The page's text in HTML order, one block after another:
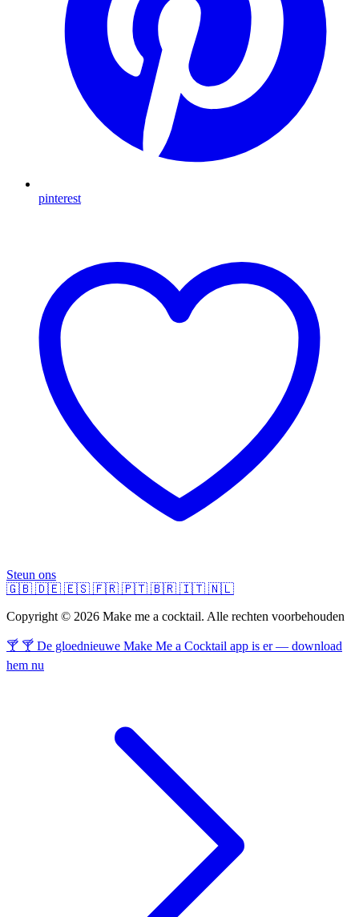
pinterest
Steun ons
🇬🇧 🇩🇪 🇪🇸 🇫🇷 🇵🇹 🇧🇷 🇮🇹 🇳🇱
Copyright © 2026 Make me a cocktail. Alle rechten voorbehouden
🍸 🍸 De gloednieuwe Make Me a Cocktail app is er — download
hem nu